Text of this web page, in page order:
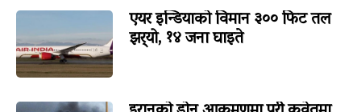
एयर इन्डियाको विमान ३०० फिट तल
झर्‍यो, १४ जना घाइते